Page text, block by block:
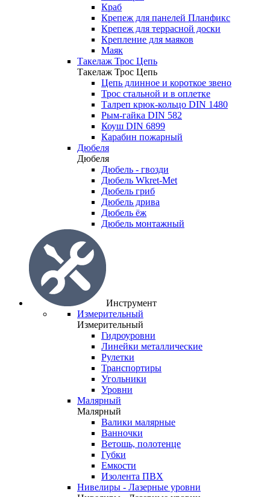
Краб
Крепеж для панелей Планфикс
Крепеж для террасной доски
Крепление для маяков
Маяк
Такелаж Трос Цепь
Такелаж Трос Цепь
Цепь длинное и короткое звено
Трос стальной и в оплетке
Талреп крюк-кольцо DIN 1480
Рым-гайка DIN 582
Коуш DIN 6899
Карабин пожарный
Дюбеля
Дюбеля
Дюбель - гвозди
Дюбель Wkret-Met
Дюбель гриб
Дюбель дрива
Дюбель ёж
Дюбель монтажный
Инструмент
Измерительный
Измерительный
Гидроуровни
Линейки металлические
Рулетки
Транспортиры
Угольники
Уровни
Малярный
Малярный
Валики малярные
Ванночки
Ветошь, полотенце
Губки
Емкости
Изолента ПВХ
Нивелиры - Лазерные уровни